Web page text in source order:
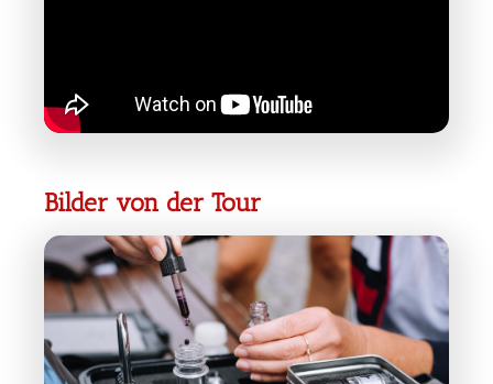
Bilder von der Tour